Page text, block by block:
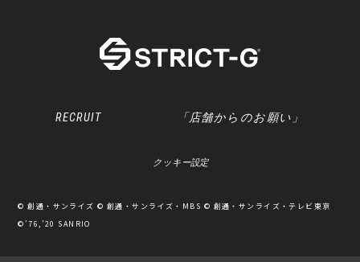
RECRUIT 「店舗からのお願い」
クッキー設定
© 創通・サンライズ © 創通・サンライズ・MBS © 創通・サンライズ・テレビ東京
©’76,’20 SANRIO